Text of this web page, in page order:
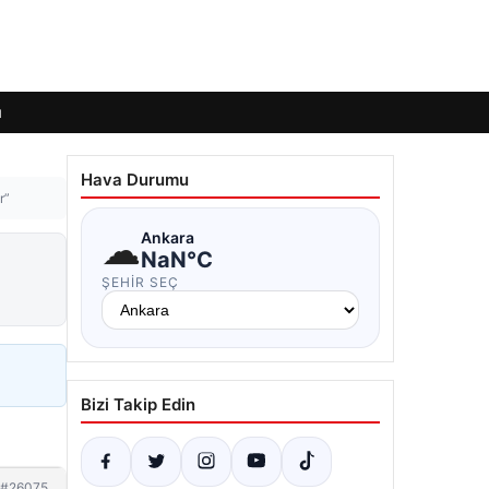
Hava Durumu
☁Ankara
NaN°C
ŞEHIR SEÇ
Bizi Takip Edin